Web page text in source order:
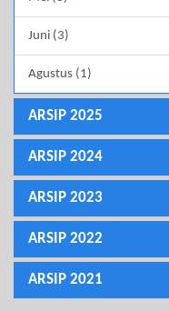
Juni (3)
Agustus (1)
ARSIP 2025
ARSIP 2024
ARSIP 2023
ARSIP 2022
ARSIP 2021